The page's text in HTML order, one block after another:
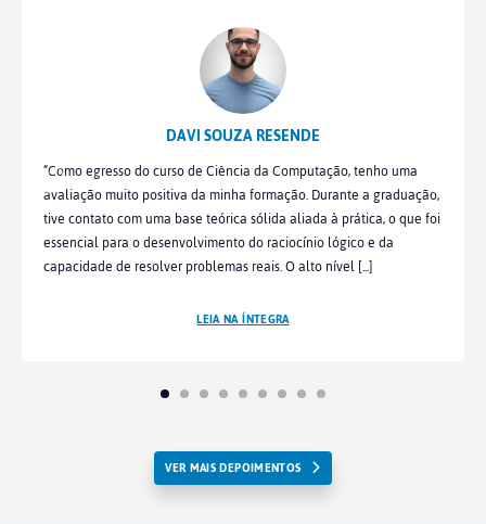
DAVI SOUZA RESENDE
“Como egresso do curso de Ciência da Computação, tenho uma
avaliação muito positiva da minha formação. Durante a graduação,
tive contato com uma base teórica sólida aliada à prática, o que foi
essencial para o desenvolvimento do raciocínio lógico e da
capacidade de resolver problemas reais. O alto nível [...]
LEIA NA ÍNTEGRA
VER MAIS DEPOIMENTOS